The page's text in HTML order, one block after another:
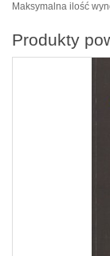
Maksymalna ilość
Produkty